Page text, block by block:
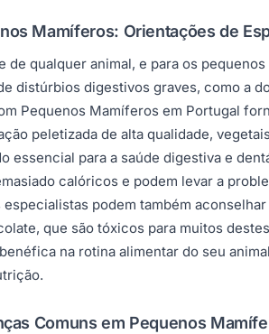
Mamíferos: Orientações de
de qualquer animal, e para os
distúrbios digestivos graves, como a
Pequenos Mamíferos em Portugal
peletizada de alta qualidade,
essencial para a saúde digestiva e
calóricos e podem levar a
podem também
que são tóxicos para muitos
na rotina alimentar do seu
Comuns em Pequenos